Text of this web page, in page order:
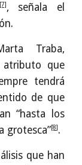
[7] , señala el
Traba,
atributo que
tendrá
de que
“hasta los
grotesca”[8] .
que han